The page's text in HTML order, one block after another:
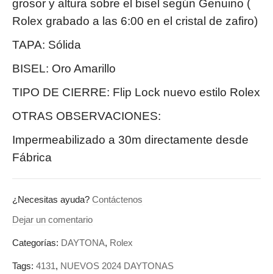
grosor y altura sobre el bisel según Genuino (
Rolex grabado a las 6:00 en el cristal de zafiro)
TAPA: Sólida
BISEL: Oro Amarillo
TIPO DE CIERRE: Flip Lock nuevo estilo Rolex
OTRAS OBSERVACIONES:
Impermeabilizado a 30m directamente desde
Fábrica
¿Necesitas ayuda? Contáctenos
Dejar un comentario
Categorías: DAYTONA, Rolex
Tags: 4131, NUEVOS 2024 DAYTONAS